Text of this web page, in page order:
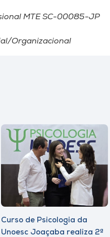
MTE SC-00085-JP
Organizacional
Curso de Psicologia da
Unoesc Joaçaba realiza 2ª